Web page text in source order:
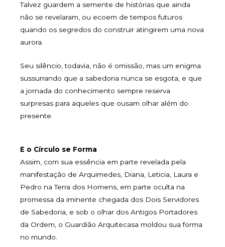
Talvez guardem a semente de histórias que ainda
não se revelaram, ou ecoem de tempos futuros
quando os segredos do construir atingirem uma nova
aurora.
Seu silêncio, todavia, não é omissão, mas um enigma
sussurrando que a sabedoria nunca se esgota, e que
a jornada do conhecimento sempre reserva
surpresas para aqueles que ousam olhar além do
presente.
E o Círculo se Forma
Assim, com sua essência em parte revelada pela
manifestação de Arquimedes, Diana, Leticia, Laura e
Pedro na Terra dos Homens, em parte oculta na
promessa da iminente chegada dos Dois Servidores
de Sabedoria, e sob o olhar dos Antigos Portadores
da Ordem, o Guardião Arquitecasa moldou sua forma
no mundo.